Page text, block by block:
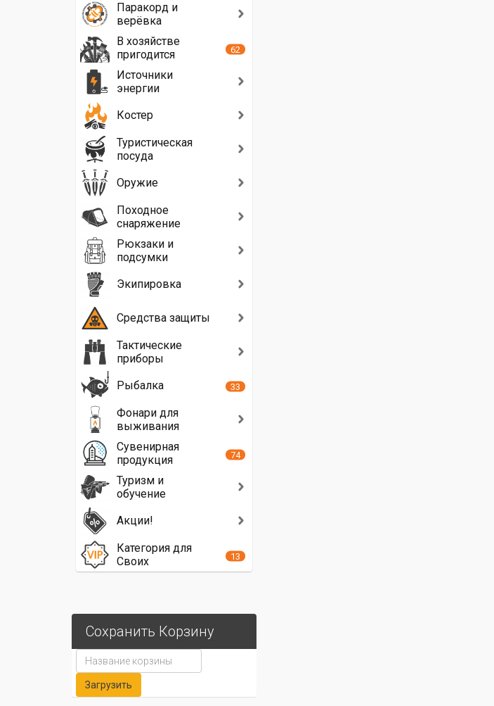
Паракорд и
верёвка
В хозяйстве
пригодится
62
Источники
энергии
Костер
Туристическая
посуда
Оружие
Походное
снаряжение
Рюкзаки и
подсумки
Экипировка
Средства защиты
Тактические
приборы
Рыбалка
33
Фонари для
выживания
Сувенирная
продукция
74
Туризм и
обучение
Акции!
Категория для
Своих
13
Сохранить Корзину